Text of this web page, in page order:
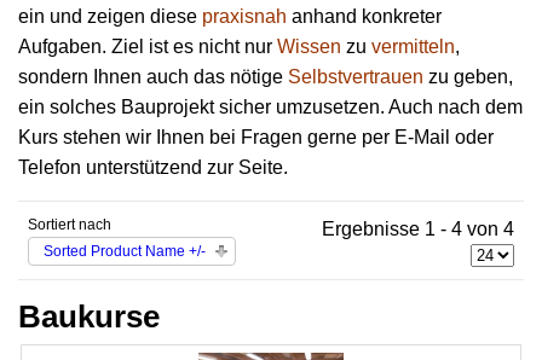
ein und zeigen diese praxisnah anhand konkreter
Aufgaben. Ziel ist es nicht nur Wissen zu vermitteln,
sondern Ihnen auch das nötige Selbstvertrauen zu geben,
ein solches Bauprojekt sicher umzusetzen. Auch nach dem
Kurs stehen wir Ihnen bei Fragen gerne per E-Mail oder
Telefon unterstützend zur Seite.
Sortiert nach
Sorted Product Name +/-
Ergebnisse 1 - 4 von 4
Baukurse